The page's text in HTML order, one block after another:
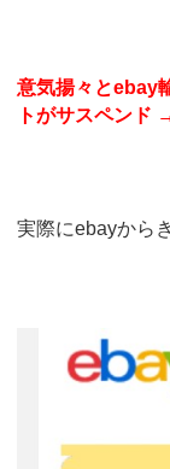
意気揚々とebay
トがサスペンド
実際にebayから